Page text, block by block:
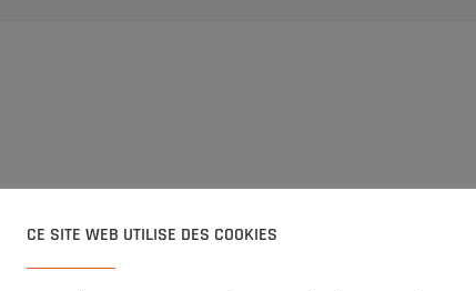
CE SITE WEB UTILISE DES COOKIES